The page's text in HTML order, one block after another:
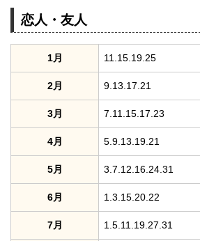
恋人・友人
1月 11.15.19.25
2月 9.13.17.21
3月 7.11.15.17.23
4月 5.9.13.19.21
5月 3.7.12.16.24.31
6月 1.3.15.20.22
7月 1.5.11.19.27.31